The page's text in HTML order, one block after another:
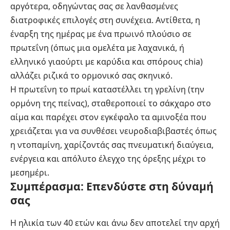
αργότερα, οδηγώντας σας σε λανθασμένες
διατροφικές επιλογές στη συνέχεια. Αντίθετα, η
έναρξη της ημέρας με ένα πρωινό πλούσιο σε
πρωτεΐνη (όπως μια ομελέτα με λαχανικά, ή
ελληνικό γιαούρτι με καρύδια και σπόρους chia)
αλλάζει ριζικά το ορμονικό σας σκηνικό.
Η πρωτεΐνη το πρωί καταστέλλει τη γρελίνη (την
ορμόνη της πείνας), σταθεροποιεί το σάκχαρο στο
αίμα και παρέχει στον εγκέφαλο τα αμινοξέα που
χρειάζεται για να συνθέσει νευροδιαβιβαστές όπως
η ντοπαμίνη, χαρίζοντάς σας πνευματική διαύγεια,
ενέργεια και απόλυτο έλεγχο της όρεξης μέχρι το
μεσημέρι.
Συμπέρασμα: Επενδύστε στη δύναμή
σας
Η ηλικία των 40 ετών και άνω δεν αποτελεί την αρχή